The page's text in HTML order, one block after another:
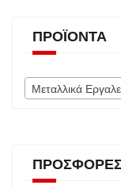
ΠΡΟΪΌΝΤΑ
Μεταλλικά